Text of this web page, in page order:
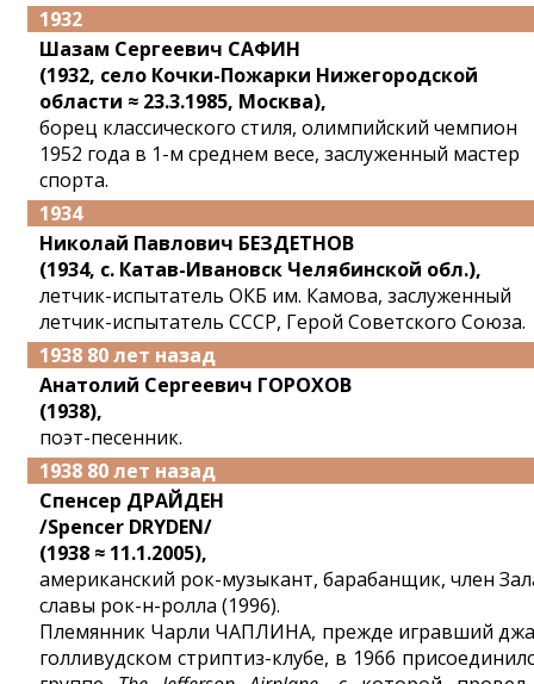
1932
Шазам Сергеевич САФИН
(1932, село Кочки-Пожарки Нижегородской
области ≈ 23.3.1985, Москва),
борец классического стиля, олимпийский чемпион
1952 года в 1-м среднем весе, заслуженный мастер
спорта.
1934
Николай Павлович БЕЗДЕТНОВ
(1934, с. Катав-Ивановск Челябинской обл.),
летчик-испытатель ОКБ им. Камова, заслуженный
летчик-испытатель СССР, Герой Советского Союза.
1938 80 лет назад
Анатолий Сергеевич ГОРОХОВ
(1938),
поэт-песенник.
1938 80 лет назад
Спенсер ДРАЙДЕН
/Spencer DRYDEN/
(1938 ≈ 11.1.2005),
американский рок-музыкант, барабанщик, член
славы рок-н-ролла (1996).
Племянник Чарли ЧАПЛИНА, прежде игравший
голливудском стриптиз-клубе, в 1966